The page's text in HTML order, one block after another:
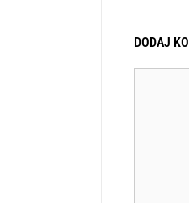
DODAJ